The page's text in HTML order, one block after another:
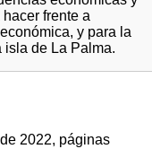
frente a
y para la
isla de La Palma.
2022, páginas